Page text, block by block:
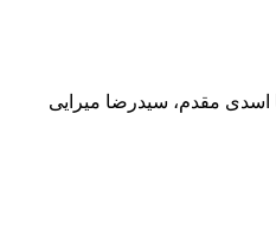
اسدی مقدم، سیدرضا میرایی